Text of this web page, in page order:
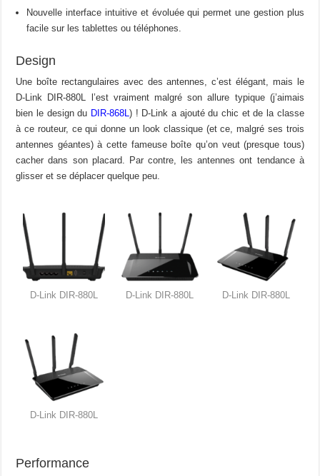
Nouvelle interface intuitive et évoluée qui permet une gestion plus
facile sur les tablettes ou téléphones.
Design
Une boîte rectangulaires avec des antennes, c’est élégant, mais le
D-Link DIR-880L l’est vraiment malgré son allure typique (j’aimais
bien le design du DIR-868L) ! D-Link a ajouté du chic et de la classe
à ce routeur, ce qui donne un look classique (et ce, malgré ses trois
antennes géantes) à cette fameuse boîte qu’on veut (presque tous)
cacher dans son placard. Par contre, les antennes ont tendance à
glisser et se déplacer quelque peu.
D-Link DIR-880L D-Link DIR-880L D-Link DIR-880L
D-Link DIR-880L
Performance